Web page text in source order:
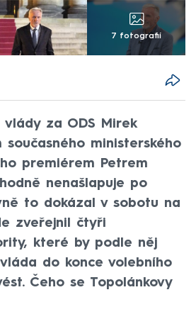
7 fotografií
vlády za ODS Mirek
současného ministerského
premiérem Petrem
nenašlapuje po
to dokázal v sobotu na
zveřejnil čtyři
které by podle něj
do konce volebního
Čeho se Topolánkovy